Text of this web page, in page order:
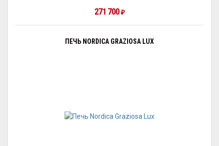
271 700₽
ПЕЧЬ NORDICA GRAZIOSA LUX